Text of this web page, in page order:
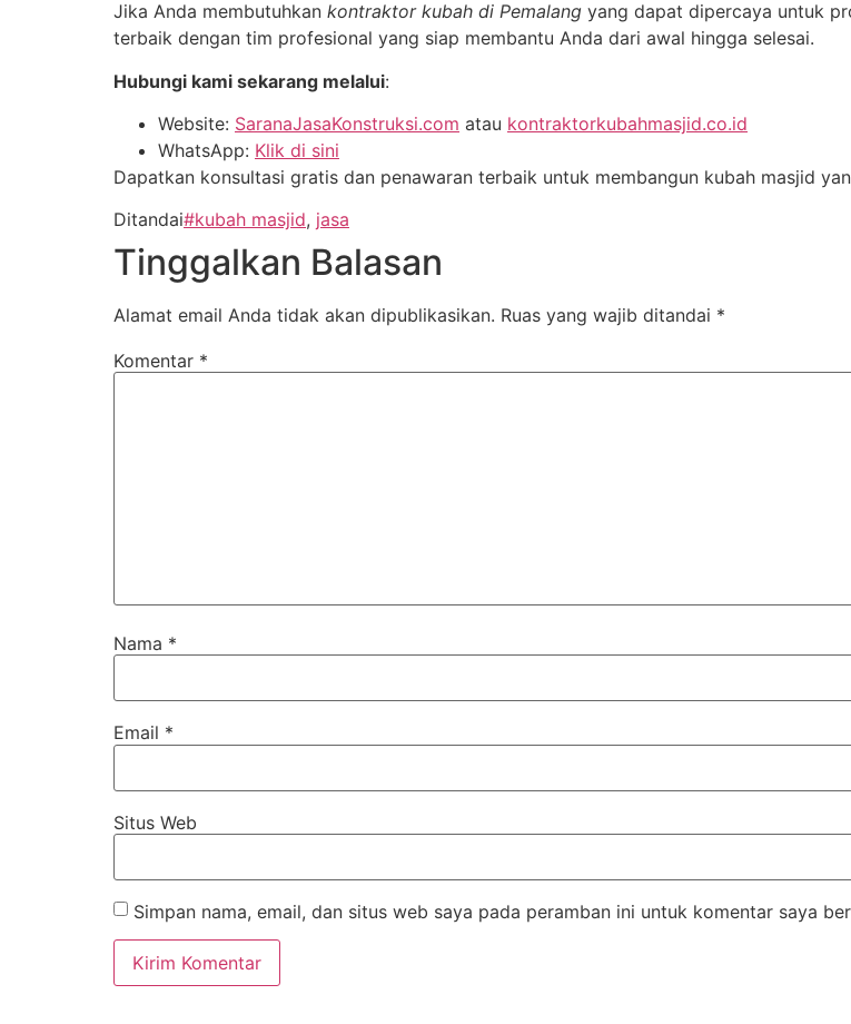
Jika Anda membutuhkan kontraktor kubah di Pemalang yang dapat dipercaya untuk
terbaik dengan tim profesional yang siap membantu Anda dari awal hingga selesai.
Hubungi kami sekarang melalui:
Website: SaranaJasaKonstruksi.com atau kontraktorkubahmasjid.co.id
WhatsApp: Klik di sini
Dapatkan konsultasi gratis dan penawaran terbaik untuk membangun kubah masjid
Ditandai#kubah masjid, jasa
Tinggalkan Balasan
Alamat email Anda tidak akan dipublikasikan. Ruas yang wajib ditandai *
Komentar *
Nama *
Email *
Situs Web
Simpan nama, email, dan situs web saya pada peramban ini untuk komentar saya